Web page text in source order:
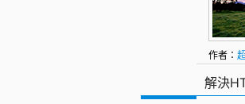
作者：
解決